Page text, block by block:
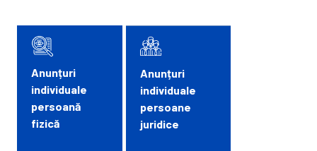
Anunțuri
individuale
persoană
fizică
Anunțuri
individuale
persoane
juridice